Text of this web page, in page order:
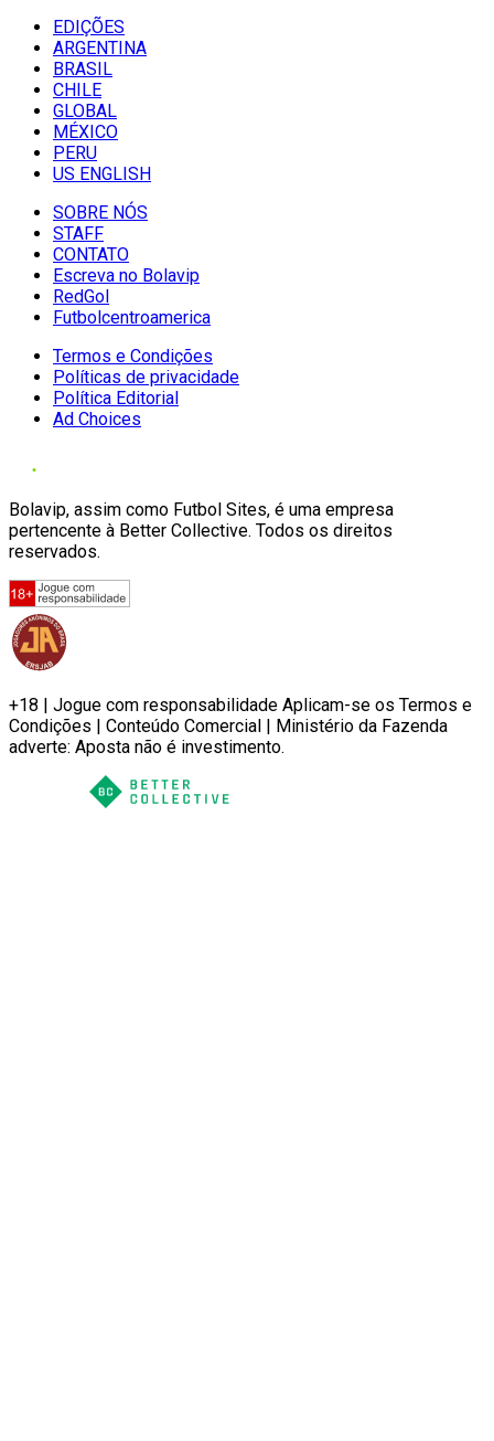
EDIÇÕES
ARGENTINA
BRASIL
CHILE
GLOBAL
MÉXICO
PERU
US ENGLISH
SOBRE NÓS
STAFF
CONTATO
Escreva no Bolavip
RedGol
Futbolcentroamerica
Termos e Condições
Políticas de privacidade
Política Editorial
Ad Choices
Bolavip, assim como Futbol Sites, é uma empresa
pertencente à Better Collective. Todos os direitos
reservados.
+18 | Jogue com responsabilidade Aplicam-se os Termos e
Condições | Conteúdo Comercial | Ministério da Fazenda
adverte: Aposta não é investimento.